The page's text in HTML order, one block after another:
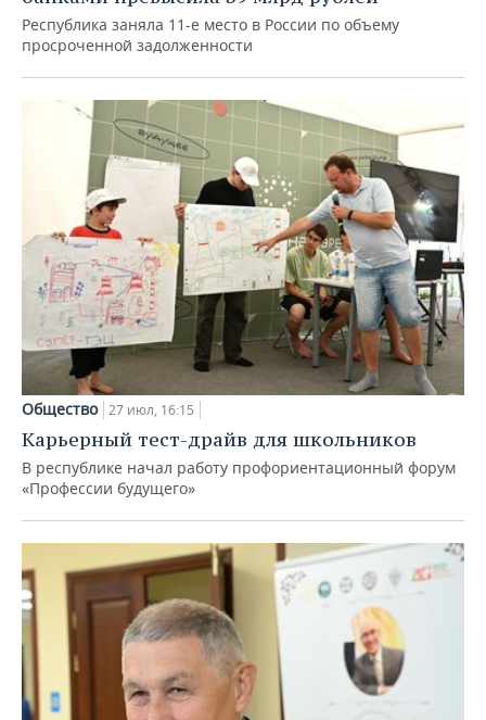
Республика заняла 11-е место в России по объему
просроченной задолженности
Общество 27 июл, 16:15
Карьерный тест-драйв для школьников
В республике начал работу профориентационный форум
«Профессии будущего»